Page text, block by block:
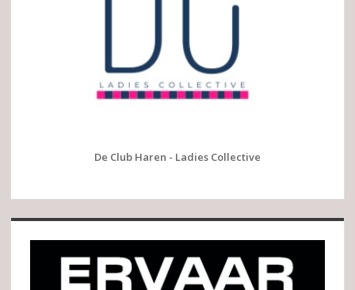
De Club Haren - Ladies Collective